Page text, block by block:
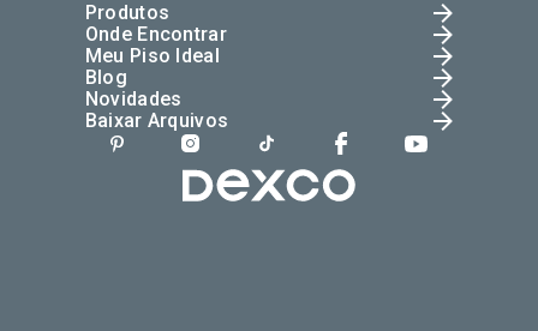
Produtos
Onde Encontrar
Meu Piso Ideal
Blog
Novidades
Baixar Arquivos